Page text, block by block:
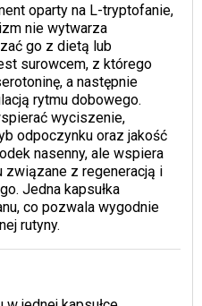
oparty na L-tryptofanie,
nie wytwarza
go z dietą lub
surowcem, z którego
a następnie
rytmu dobowego.
wyciszenie,
odpoczynku oraz jakość
nasenny, ale wspiera
związane z regeneracją i
Jedna kapsułka
co pozwala wygodnie
rutyny.